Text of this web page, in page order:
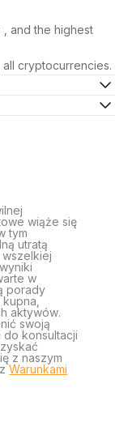
and the highest
cryptocurrencies.
wiąże się
tym
utratą
wszelkiej
w
porady
aktywów.
swoją
do konsultacji
z naszym
Warunkami